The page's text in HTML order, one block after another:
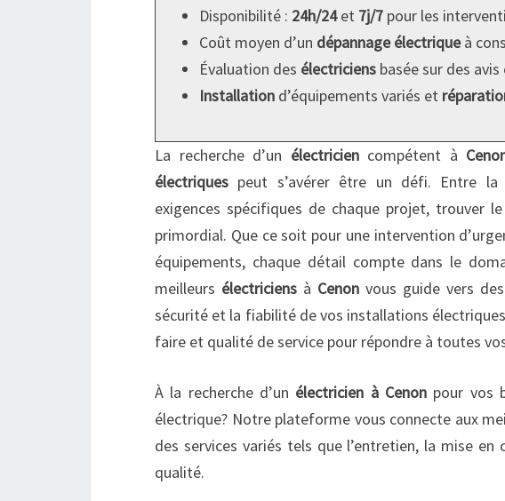
Disponibilité : 24h/24et 7j/7 pour les
Coût moyen d’un dépannage électriqueà
Évaluation des électriciens basée sur des
Installation d’équipements variés et
La recherche d’un électriciencompétent à
électriques peut s’avérer être un défi. Entre
exigences spécifiques de chaque projet, trouver
primordial. Que ce soit pour une intervention
équipements, chaque détail compte dans le
meilleurs électriciens à Cenon vous guide vers
sécurité et la fiabilité de vos installations
faire et qualité de service pour répondre à toutes
À la recherche d’un électricien à Cenonpour vos
électrique? Notre plateforme vous connecte aux
des services variés tels que l’entretien, la mise
qualité.